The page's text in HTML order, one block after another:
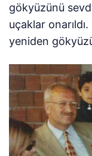
gökyüzünü
uçaklar onarıldı.
yeniden